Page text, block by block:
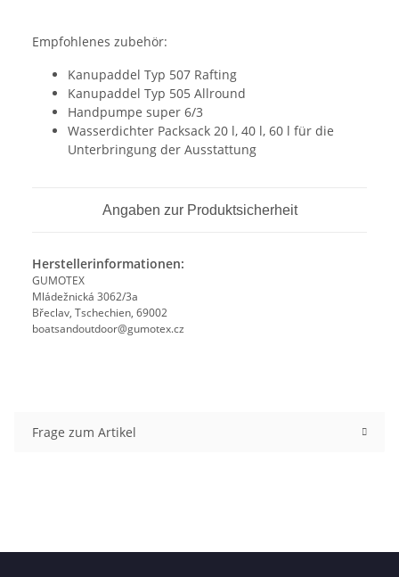
Empfohlenes zubehör:
Kanupaddel Typ 507 Rafting
Kanupaddel Typ 505 Allround
Handpumpe super 6/3
Wasserdichter Packsack 20 l, 40 l, 60 l für die
Unterbringung der Ausstattung
Angaben zur Produktsicherheit
Herstellerinformationen:
GUMOTEX
Mládežnická 3062/3a
Břeclav, Tschechien, 69002
boatsandoutdoor@gumotex.cz
Frage zum Artikel